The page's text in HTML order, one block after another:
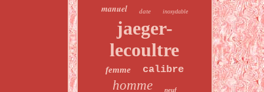
manuel date inoxydable
jaeger-
lecoultre
femme calibre
homme neuf